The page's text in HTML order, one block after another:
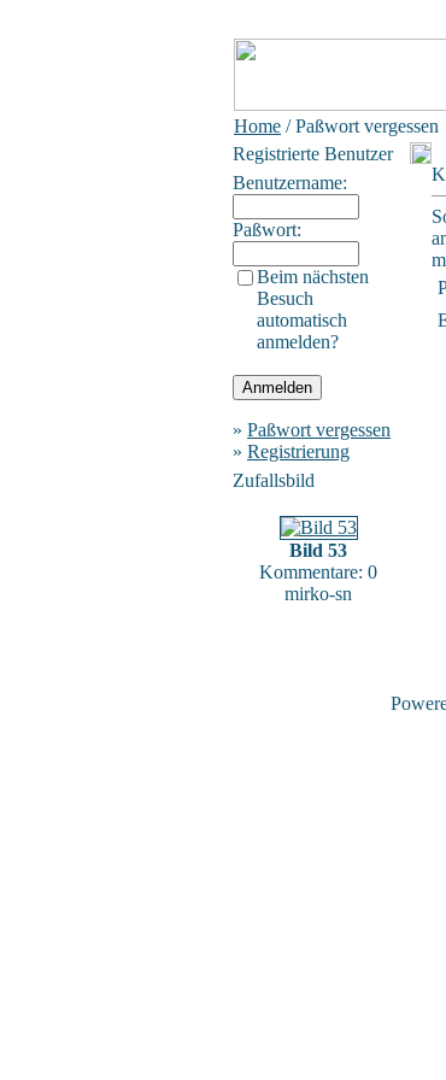
Home / Paßwort vergessen
Registrierte Benutzer
Benutzername:
Paßwort:
Beim nächsten
Besuch
automatisch
anmelden?
» Paßwort vergessen
» Registrierung
Zufallsbild
Bild 53
Kommentare: 0
mirko-sn